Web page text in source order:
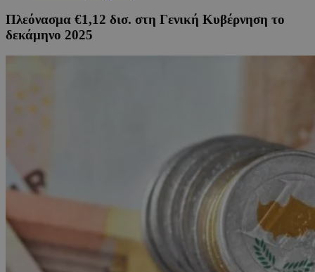
Πλεόνασμα €1,12 δισ. στη Γενική Κυβέρνηση το
δεκάμηνο 2025